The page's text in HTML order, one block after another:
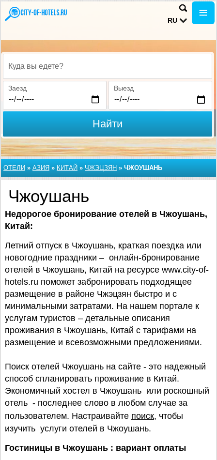
RU
Куда вы едете?
Заезд Выезд
Найти
ОТЕЛИ » АЗИЯ » КИТАЙ » ЧЖЭЦЗЯН » ЧЖОУШАНЬ
Чжоушань
Недорогое бронирование отелей в Чжоушань,
Китай:
Летний отпуск в Чжоушань, краткая поездка или
новогодние праздники – онлайн-бронирование
отелей в Чжоушань, Китай на ресурсе www.city-of-
hotels.ru поможет забронировать подходящее
размещение в районе Чжэцзян быстро и с
минимальными затратами. На нашем портале к
услугам туристов – детальные описания
проживания в Чжоушань, Китай с тарифами на
размещение и всевозможными предложениями.
Поиск отелей Чжоушань на сайте - это надежный
способ спланировать проживание в Китай.
Экономичный хостел в Чжоушань или роскошный
отель - последнее слово в любом случае за
пользователем. Настраивайте поиск, чтобы
изучить услуги отелей в Чжоушань.
Гостиницы в Чжоушань : вариант оплаты